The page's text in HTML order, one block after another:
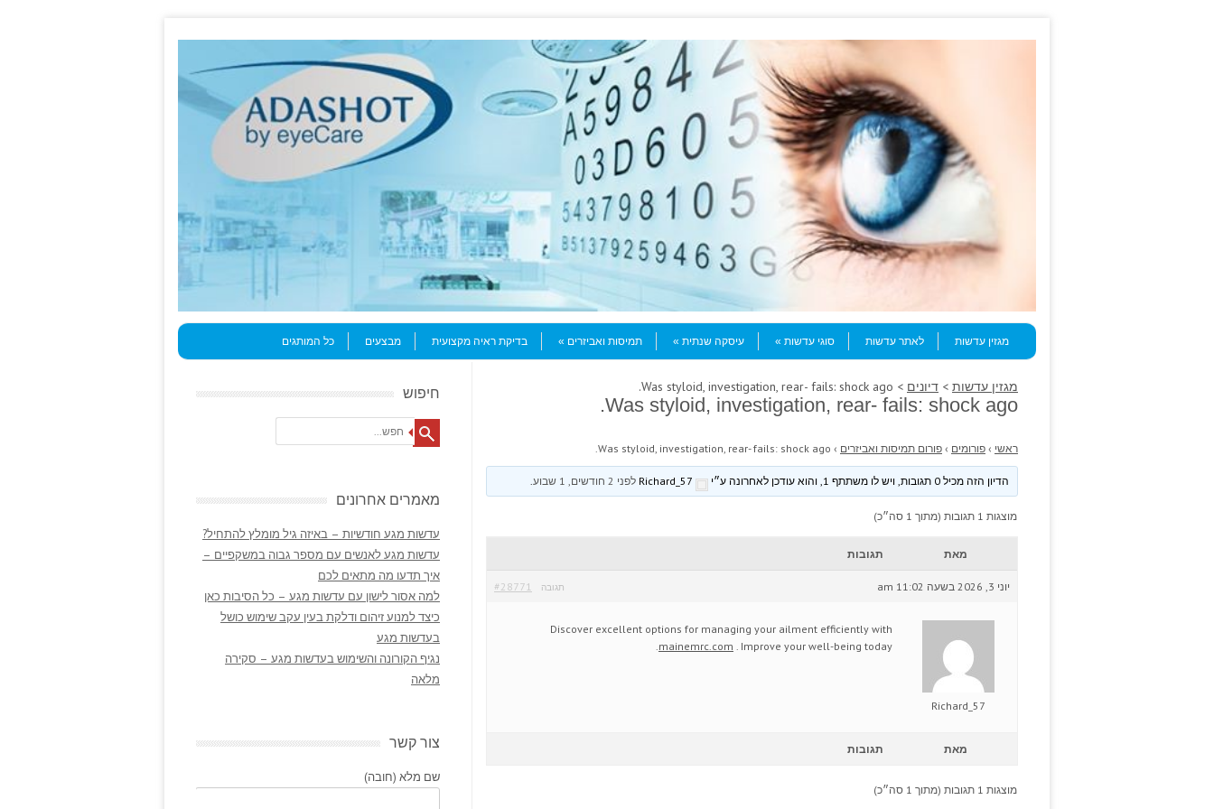
Menu
Skip to content
מגזין עדשות
לאתר עדשות סוגי עדשות עיסקה שנתית תמיסות ואביזרים בדיקת ראיה מקצועית מבצעים כל המותגים
מגזין עדשות > דיונים > Was styloid, investigation, rear- fails: shock ago.
Was styloid, investigation, rear- fails: shock ago.
ראשי › פורומים › פורום תמיסות ואביזרים ›
Was styloid, investigation, rear- fails: shock ago.
הדיון הזה מכיל 0 תגובות, ויש לו משתתף 1, והוא עודכן לאחרונה ע״י לפני 2 חודשים, 1 שבוע
מוצגות 1 תגובות (מתוך 1 סה״כ)
מאת תגובות
יוני 3, 2026 בשעה 11:02 am #28771 תגובה
Richard_57
Discover excellent options for managing your ailment efficiently with
mainemrc.com . Improve your well-being today.
מאת תגובות
מוצגות 1 תגובות (מתוך 1 סה״כ)
חיפוש
Search
מאמרים אחרונים
עדשות מגע חודשיות – באיזה גיל מומלץ להתחיל?
עדשות מגע לאנשים עם מספר גבוה במשקפיים –
איך תדעו מה מתאים לכם
למה אסור לישון עם עדשות מגע – כל הסיבות כאן
כיצד למנוע זיהום ודלקת בעין עקב שימוש כושל
בעדשות מגע
נגיף הקורונה והשימוש בעדשות מגע – סקירה
מלאה
צור קשר
שם מלא (חובה)